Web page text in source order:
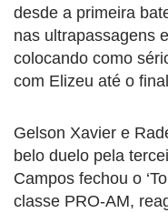
desde a primeira
nas ultrapassagens
colocando como
com Elizeu até o
Gelson Xavier e
belo duelo pela
Campos fechou o
classe PRO-AM,